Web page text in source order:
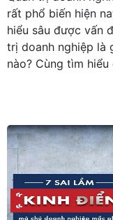
rất phổ biến hiện
hiểu sâu được vấn
trị doanh nghiệp là
nào? Cùng tìm